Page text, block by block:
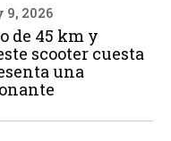
9, 2026
de 45 km y
scooter cuesta
una